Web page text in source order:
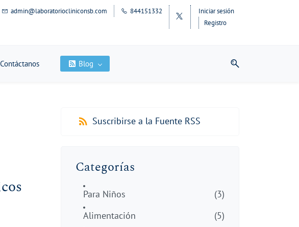
admin@laboratoriocliniconsb.com 844151332
Iniciar sesión
Registro
Contáctanos Blog
Suscribirse a la Fuente RSS
Categorías
Para Niños
(3)
Alimentación
(5)